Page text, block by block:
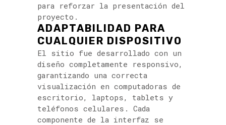
para reforzar la presentación del
proyecto.
ADAPTABILIDAD PARA
CUALQUIER DISPOSITIVO
El sitio fue desarrollado con un
diseño completamente responsivo,
garantizando una correcta
visualización en computadoras de
escritorio, laptops, tablets y
teléfonos celulares. Cada
componente de la interfaz se